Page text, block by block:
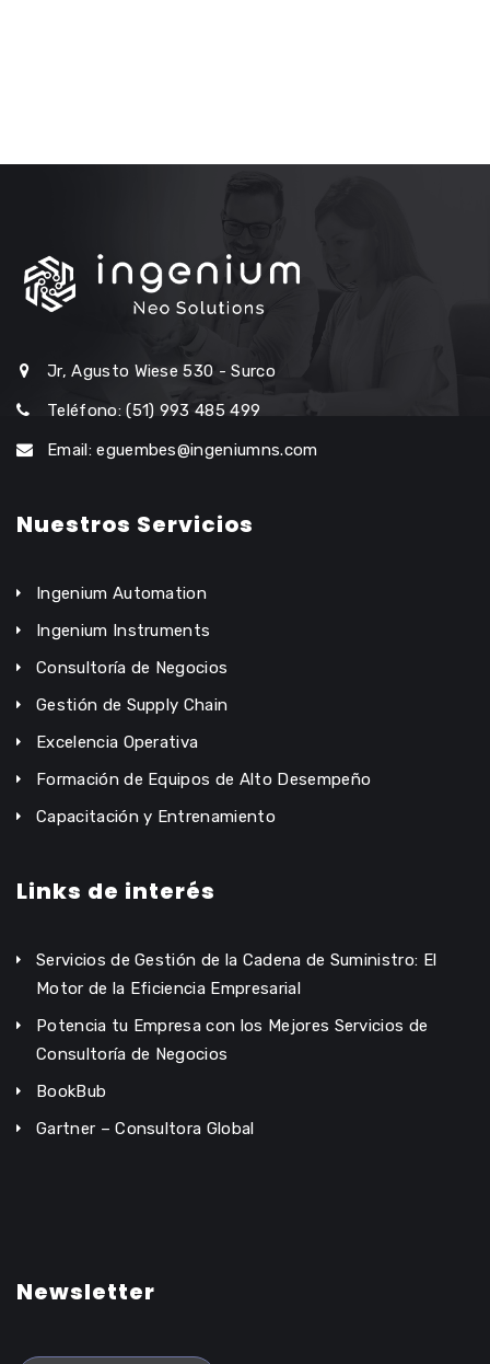
Jr, Agusto Wiese 530 - Surco
Teléfono: (51) 993 485 499
Email: eguembes@ingeniumns.com
Nuestros Servicios
Ingenium Automation
Ingenium Instruments
Consultoría de Negocios
Gestión de Supply Chain
Excelencia Operativa
Formación de Equipos de Alto Desempeño
Capacitación y Entrenamiento
Links de interés
Servicios de Gestión de la Cadena de Suministro: El
Motor de la Eficiencia Empresarial
Potencia tu Empresa con los Mejores Servicios de
Consultoría de Negocios
BookBub
Gartner – Consultora Global
Newsletter